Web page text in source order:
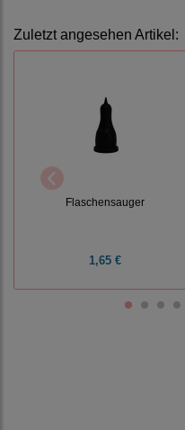
Zuletzt angesehen Artikel:
Flaschensauger
1,65 €